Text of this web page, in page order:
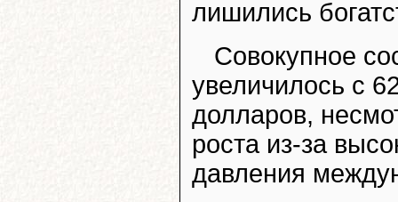
лишились
Совокупное
увеличилось с
долларов,
роста из-за
давления